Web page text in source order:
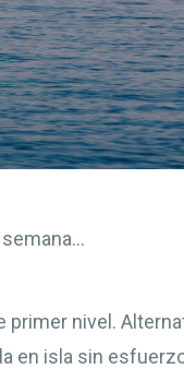
primer nivel.
en isla sin